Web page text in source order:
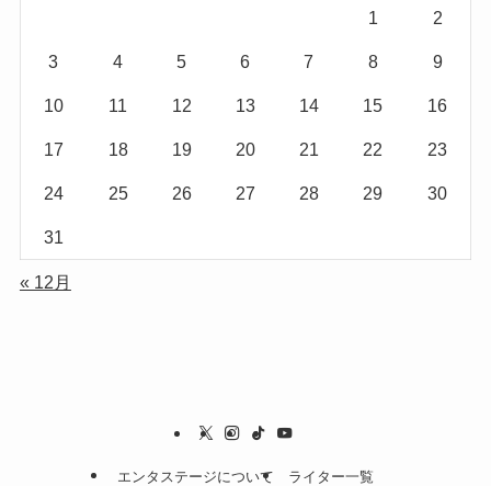
1 2
3 4 5 6 7 8 9
10 11 12 13 14 15 16
17 18 19 20 21 22 23
24 25 26 27 28 29 30
31
« 12月
エンタステージについて
ライター一覧